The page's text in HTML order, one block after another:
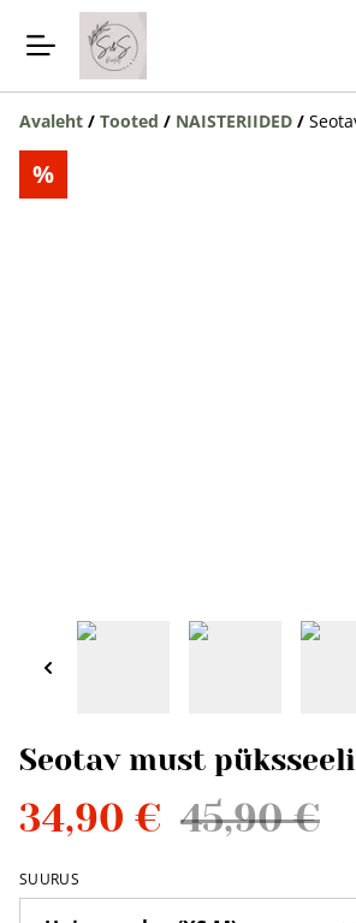
Avaleht / Tooted / NAISTERIIDED /
%
Seotav must
34,90 € 45,90 €
SUURUS